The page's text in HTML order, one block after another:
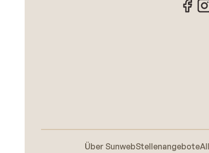
Über SunwebStellenangebote